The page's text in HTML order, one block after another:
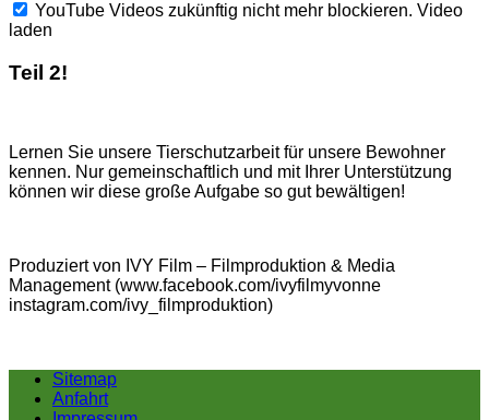
YouTube Videos zukünftig nicht mehr blockieren. Video
laden
Teil 2!
Lernen Sie unsere Tierschutzarbeit für unsere Bewohner
kennen. Nur gemeinschaftlich und mit Ihrer Unterstützung
können wir diese große Aufgabe so gut bewältigen!
Produziert von IVY Film – Filmproduktion & Media
Management (www.facebook.com/ivyfilmyvonne
instagram.com/ivy_filmproduktion)
Sitemap
Anfahrt